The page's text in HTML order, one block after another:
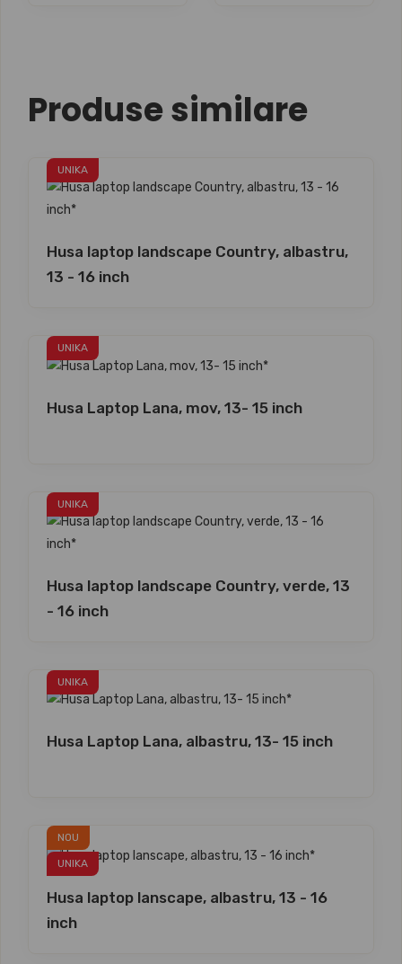
Produse similare
UNIKA
Husa laptop landscape Country, albastru,
13 - 16 inch
UNIKA
Husa Laptop Lana, mov, 13- 15 inch
UNIKA
Husa laptop landscape Country, verde, 13
- 16 inch
UNIKA
Husa Laptop Lana, albastru, 13- 15 inch
NOU
UNIKA
Husa laptop lanscape, albastru, 13 - 16
inch